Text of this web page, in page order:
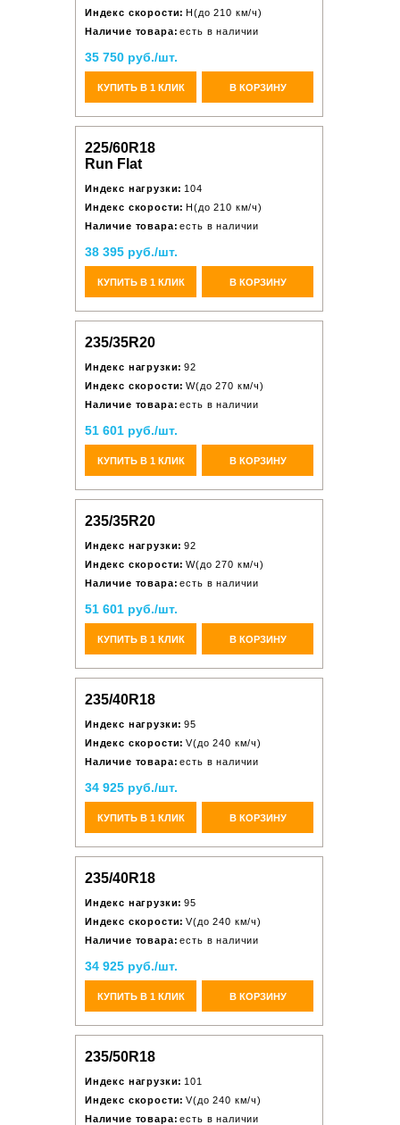
Индекс скорости: H(до 210 км/ч)
Наличие товара: есть в наличии
35 750 руб./шт.
КУПИТЬ В 1 КЛИК В КОРЗИНУ
225/60R18
Run Flat
Индекс нагрузки: 104
Индекс скорости: H(до 210 км/ч)
Наличие товара: есть в наличии
38 395 руб./шт.
КУПИТЬ В 1 КЛИК В КОРЗИНУ
235/35R20
Индекс нагрузки: 92
Индекс скорости: W(до 270 км/ч)
Наличие товара: есть в наличии
51 601 руб./шт.
КУПИТЬ В 1 КЛИК В КОРЗИНУ
235/35R20
Индекс нагрузки: 92
Индекс скорости: W(до 270 км/ч)
Наличие товара: есть в наличии
51 601 руб./шт.
КУПИТЬ В 1 КЛИК В КОРЗИНУ
235/40R18
Индекс нагрузки: 95
Индекс скорости: V(до 240 км/ч)
Наличие товара: есть в наличии
34 925 руб./шт.
КУПИТЬ В 1 КЛИК В КОРЗИНУ
235/40R18
Индекс нагрузки: 95
Индекс скорости: V(до 240 км/ч)
Наличие товара: есть в наличии
34 925 руб./шт.
КУПИТЬ В 1 КЛИК В КОРЗИНУ
235/50R18
Индекс нагрузки: 101
Индекс скорости: V(до 240 км/ч)
Наличие товара: есть в наличии